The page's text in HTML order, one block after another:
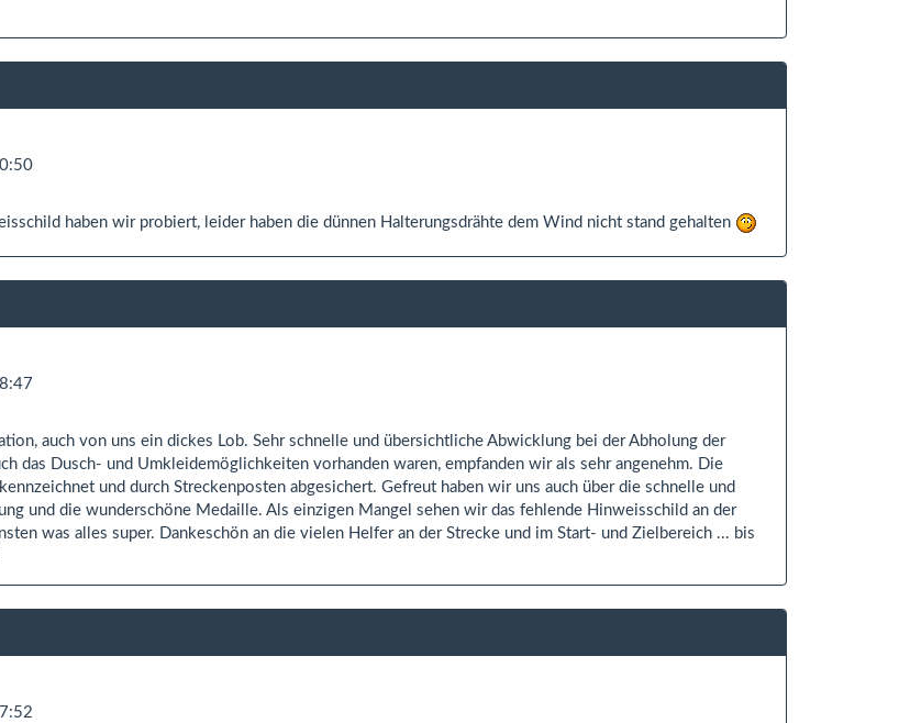
haben wir probiert, leider haben die dünnen Halterungsdrähte dem Wind nicht stand gehalten
auch von uns ein dickes Lob. Sehr schnelle und übersichtliche Abwicklung bei der Abholung der
das Dusch- und Umkleidemöglichkeiten vorhanden waren, empfanden wir als sehr angenehm. Die
und durch Streckenposten abgesichert. Gefreut haben wir uns auch über die schnelle und
und die wunderschöne Medaille. Als einzigen Mangel sehen wir das fehlende Hinweisschild an der
was alles super. Dankeschön an die vielen Helfer an der Strecke und im Start- und Zielbereich ... bis